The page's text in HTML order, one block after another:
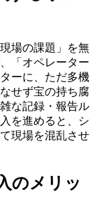
場の課題」を無
「オペレーター
ーに、ただ多機
せず宝の持ち腐
な記録・報告ル
を進めると、シ
現場を混乱させ
のメリッ